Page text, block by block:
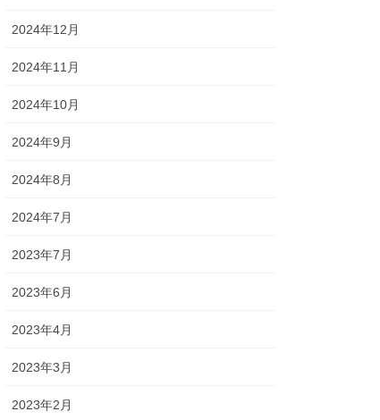
2024年12月
2024年11月
2024年10月
2024年9月
2024年8月
2024年7月
2023年7月
2023年6月
2023年4月
2023年3月
2023年2月